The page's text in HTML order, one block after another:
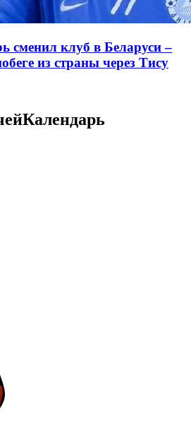
сменил клуб в Беларуси –
из страны через Тису
Календарь